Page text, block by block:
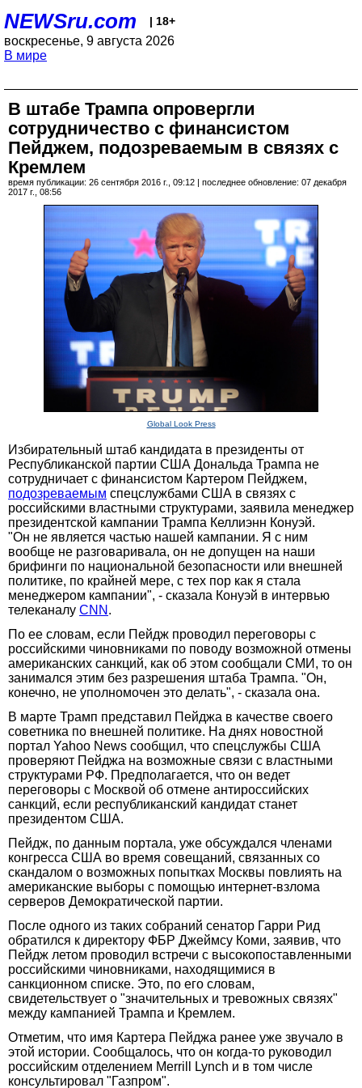
NEWSru.com | 18+
воскресенье, 9 августа 2026
В мире
В штабе Трампа опровергли
сотрудничество с финансистом
Пейджем, подозреваемым в связях с
Кремлем
время публикации: 26 сентября 2016 г., 09:12 | последнее обновление: 07 декабря
2017 г., 08:56
Global Look Press
Избирательный штаб кандидата в президенты от
Республиканской партии США Дональда Трампа не
сотрудничает с финансистом Картером Пейджем,
подозреваемым спецслужбами США в связях с
российскими властными структурами, заявила менеджер
президентской кампании Трампа Келлиэнн Конуэй.
"Он не является частью нашей кампании. Я с ним
вообще не разговаривала, он не допущен на наши
брифинги по национальной безопасности или внешней
политике, по крайней мере, с тех пор как я стала
менеджером кампании", - сказала Конуэй в интервью
телеканалу CNN .
По ее словам, если Пейдж проводил переговоры с
российскими чиновниками по поводу возможной отмены
американских санкций, как об этом сообщали СМИ, то он
занимался этим без разрешения штаба Трампа. "Он,
конечно, не уполномочен это делать", - сказала она.
В марте Трамп представил Пейджа в качестве своего
советника по внешней политике. На днях новостной
портал Yahoo News сообщил, что спецслужбы США
проверяют Пейджа на возможные связи с властными
структурами РФ. Предполагается, что он ведет
переговоры с Москвой об отмене антироссийских
санкций, если республиканский кандидат станет
президентом США.
Пейдж, по данным портала, уже обсуждался членами
конгресса США во время совещаний, связанных со
скандалом о возможных попытках Москвы повлиять на
американские выборы с помощью интернет-взлома
серверов Демократической партии.
После одного из таких собраний сенатор Гарри Рид
обратился к директору ФБР Джеймсу Коми, заявив, что
Пейдж летом проводил встречи с высокопоставленными
российскими чиновниками, находящимися в
санкционном списке. Это, по его словам,
свидетельствует о "значительных и тревожных связях"
между кампанией Трампа и Кремлем.
Отметим, что имя Картера Пейджа ранее уже звучало в
этой истории. Сообщалось, что он когда-то руководил
российским отделением Merrill Lynch и в том числе
консультировал "Газпром".